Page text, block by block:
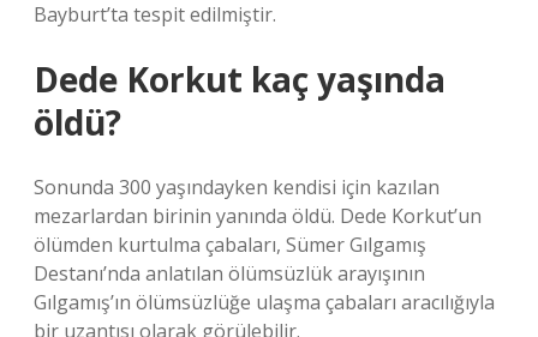
Bayburt’ta tespit edilmiştir.
Dede Korkut kaç yaşında
öldü?
Sonunda 300 yaşındayken kendisi için kazılan
mezarlardan birinin yanında öldü. Dede Korkut’un
ölümden kurtulma çabaları, Sümer Gılgamış
Destanı’nda anlatılan ölümsüzlük arayışının
Gılgamış’ın ölümsüzlüğe ulaşma çabaları aracılığıyla
bir uzantısı olarak görülebilir.